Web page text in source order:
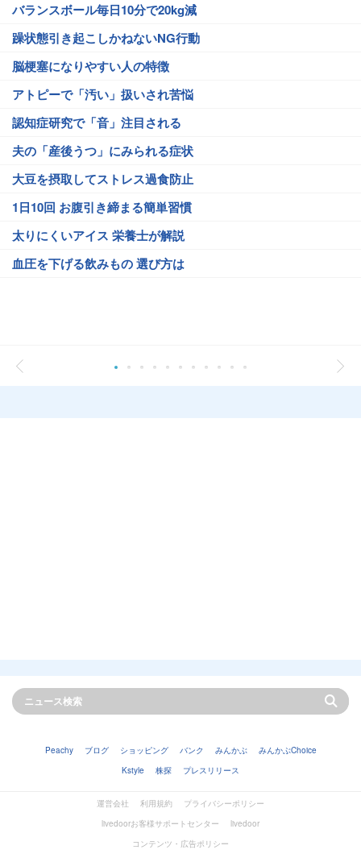
バランスボール毎日10分で20kg減
躁状態引き起こしかねないNG行動
脳梗塞になりやすい人の特徴
アトピーで「汚い」扱いされ苦悩
認知症研究で「音」注目される
夫の「産後うつ」にみられる症状
大豆を摂取してストレス過食防止
1日10回 お腹引き締まる簡単習慣
太りにくいアイス 栄養士が解説
血圧を下げる飲みもの 選び方は
Peachy ブログ ショッピング バンク みんかぶ
みんかぶChoice
Kstyle
株探 プレスリリース
運営会社 利用規約
プライバシーポリシー
livedoorお客様サポートセンター
livedoor
コンテンツ・広告ポリシー